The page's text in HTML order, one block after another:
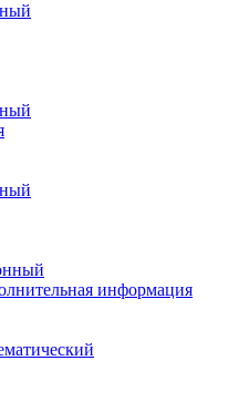
информация